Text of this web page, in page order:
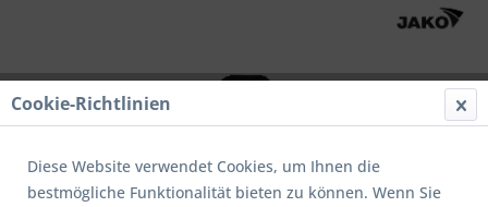
Cookie-Richtlinien
Diese Website verwendet Cookies, um Ihnen die
bestmögliche Funktionalität bieten zu können. Wenn Sie